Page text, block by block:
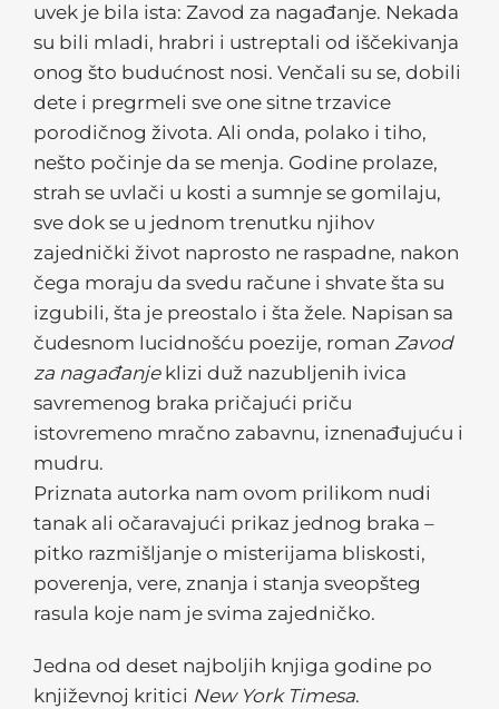
uvek je bila ista: Zavod za nagađanje. Nekada
su bili mladi, hrabri i ustreptali od iščekivanja
onog što budućnost nosi. Venčali su se, dobili
dete i pregrmeli sve one sitne trzavice
porodičnog života. Ali onda, polako i tiho,
nešto počinje da se menja. Godine prolaze,
strah se uvlači u kosti a sumnje se gomilaju,
sve dok se u jednom trenutku njihov
zajednički život naprosto ne raspadne, nakon
čega moraju da svedu račune i shvate šta su
izgubili, šta je preostalo i šta žele. Napisan sa
čudesnom lucidnošću poezije, roman Zavod
za nagađanjeklizi duž nazubljenih ivica
savremenog braka pričajući priču
istovremeno mračno zabavnu, iznenađujuću i
mudru.
Priznata autorka nam ovom prilikom nudi
tanak ali očaravajući prikaz jednog braka –
pitko razmišljanje o misterijama bliskosti,
poverenja, vere, znanja i stanja sveopšteg
rasula koje nam je svima zajedničko.
Jedna od deset najboljih knjiga godine po
književnoj kritici New York Timesa.